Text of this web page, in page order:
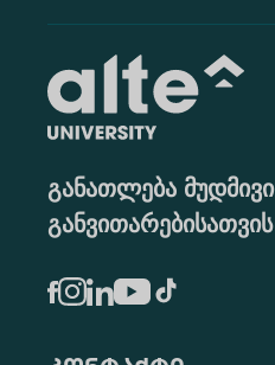
განათლება მუდმივი
განვითარებისათვის